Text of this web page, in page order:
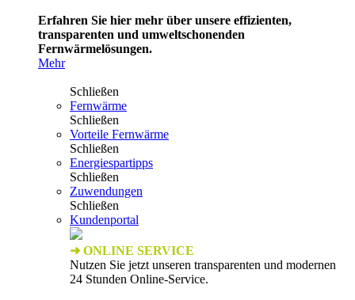
Erfahren Sie hier mehr über unsere effizienten,
transparenten und umweltschonenden
Fernwärmelösungen.
Mehr
Schließen
Fernwärme
Schließen
Vorteile Fernwärme
Schließen
Energiespartipps
Schließen
Zuwendungen
Schließen
Kundenportal
➜ ONLINE SERVICE
Nutzen Sie jetzt unseren transparenten und modernen
24 Stunden Online-Service.